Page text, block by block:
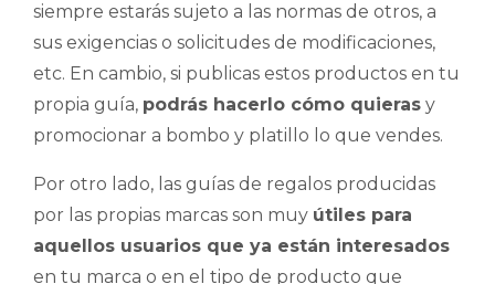
siempre estarás sujeto a las normas de otros, a
sus exigencias o solicitudes de modificaciones,
etc. En cambio, si publicas estos productos en tu
propia guía, podrás hacerlo cómo quieras y
promocionar a bombo y platillo lo que vendes.
Por otro lado, las guías de regalos producidas
por las propias marcas son muy útiles para
aquellos usuarios que ya están interesados
en tu marca o en el tipo de producto que